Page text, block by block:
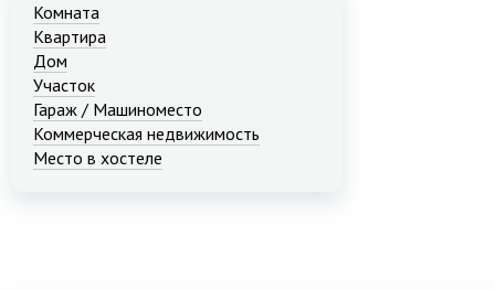
Комната
Квартира
Дом
Участок
Гараж / Машиноместо
Коммерческая недвижимость
Место в хостеле